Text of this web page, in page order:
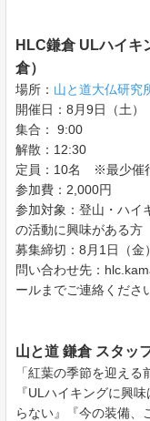
HLC鎌倉 ULハイキ
倉）
場所： 山と道大仏研究
開催日：8月9日（土）
集合： 9:00
解散：12:30
定員：10名 ※最少催
参加費：2,000円
参加対象：登山・ハイ
の活動に興味がある方
募集締切：8月1日（金）
問い合わせ先：
ールまでご連絡くださ
山と道 鎌倉 スタッ
「紅葉の季節を迎え
『ULハイキングに興
らない』『今の装備、